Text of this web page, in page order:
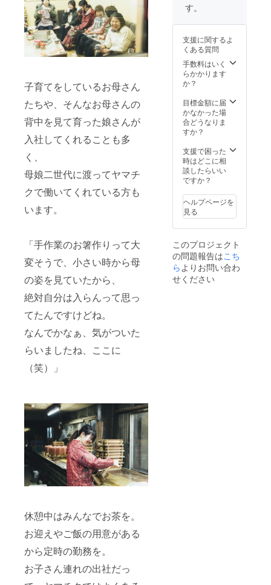
子育てをしているお母さん
たちや、そんなお母さんの
背中を見て育った娘さんが
入社してくれることも多
く、
母娘二世代に渡ってヤマチ
クで働いてくれている方も
います。
「手作業のお箸作りって大
変そうで、小さい時から母
の姿を見ていたから、
絶対自分は入らんって思っ
てたんですけどね。
なんでかなぁ、気がついた
らいましたね、ここに
（笑）」
休憩中はみんなでお茶を。
お迎えやご飯の用意がある
から定時の勤務を。
お子さん連れの出社だっ
す。
支援に関するよ
くある質問
手数料はいく
らかかります
か？
目標金額に届
かなかった場
合どうなりま
すか？
支援で困った
時はどこに相
談したらいい
ですか？
ヘルプページを
見る
このプロジェクト
の問題報告はこち
らよりお問い合わ
せください